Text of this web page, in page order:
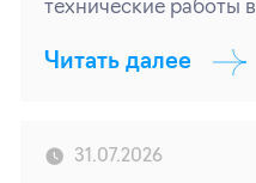
технические работы
Читать далее
31.07.2026